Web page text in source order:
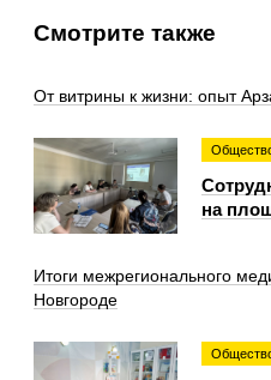
Смотрите также
От витрины к жизни: опыт
на
Итоги межрегионального
Новгороде